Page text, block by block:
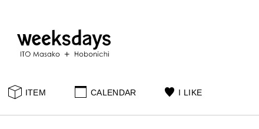
ITEM CALENDAR I LIKE